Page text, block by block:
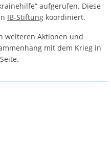
aufgerufen. Diese
IB-Stiftung koordiniert.
weiteren Aktionen und
mit dem Krieg in